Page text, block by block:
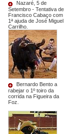
Nazaré, 5 de
Setembro - Tentativa de
Francisco Cabaço com
1ª ajuda de José Miguel
Carrilho.
Bernardo Bento a
rabejar o 1º toiro da
corrida na Figueira da
Foz.